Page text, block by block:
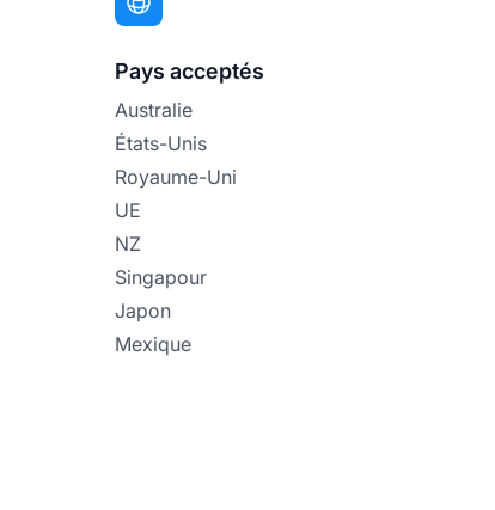
Pays acceptés
Australie
États-Unis
Royaume-Uni
UE
NZ
Singapour
Japon
Mexique